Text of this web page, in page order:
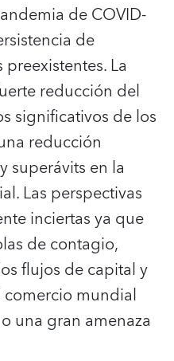
de COVID-
de
La
reducción del
significativos de los
reducción
superávits en la
Las perspectivas
inciertas ya que
de contagio,
flujos de capital y
mundial
una gran amenaza